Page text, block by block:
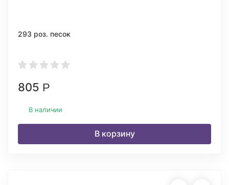
293 роз. песок
805 Р
В наличии
В корзину